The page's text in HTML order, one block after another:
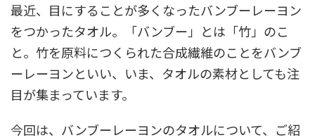
最近、目にすることが多くなったバンブーレーヨン
をつかったタオル。「バンブー」とは「竹」のこ
と。竹を原料につくられた合成繊維のことをバンブ
ーレーヨンといい、いま、タオルの素材としても注
目が集まっています。
今回は、バンブーレーヨンのタオルについて、ご紹